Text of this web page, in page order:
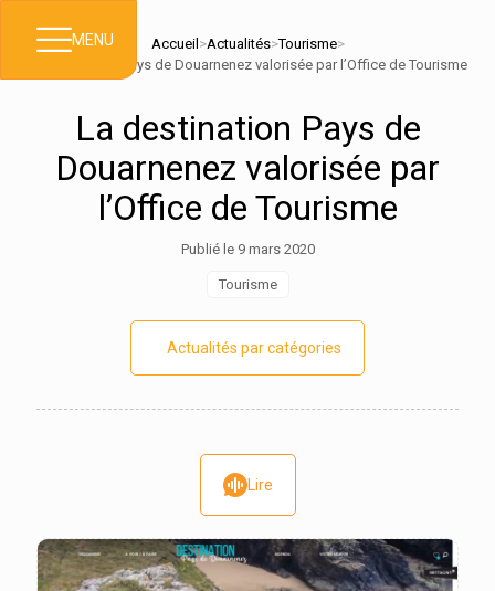
MENU Accueil >Actualités>Tourisme>
La destination Pays de Douarnenez valorisée par l’Office de Tourisme
La destination Pays de
Douarnenez valorisée par
l’Office de Tourisme
Publié le 9 mars 2020
Tourisme
Actualités par catégories
Lire